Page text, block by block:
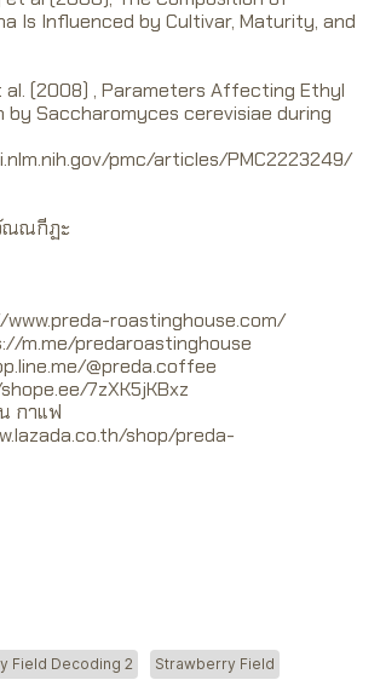
Is Influenced by Cultivar, Maturity, and
al. (2008) , Parameters Affecting Ethyl
by Saccharomyces cerevisiae during
pmc/articles/PMC2223249/
ณณกีฏะ
roastinghouse.com/
m.me/predaroastinghouse
@preda.coffee
7zXK5jKBxz
กาแฟ
shop/preda-
Field Decoding 2
Strawberry Field